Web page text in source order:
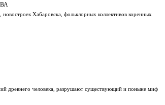
Хабаровска, фольклорных коллективов коренных
древнего человека, разрушают существующий и поныне миф